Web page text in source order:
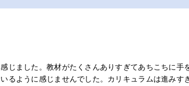
じました。教材がたくさんありすぎてあちこちに手
るように感じませんでした。カリキュラムは進みす